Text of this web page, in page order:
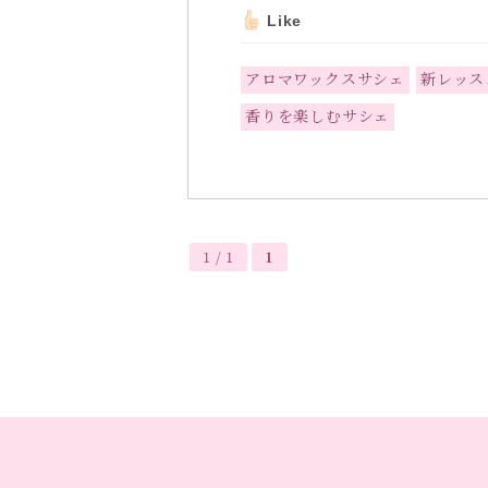
Like
アロマワックスサシェ 新レッ
香りを楽しむサシェ
1 / 1 1